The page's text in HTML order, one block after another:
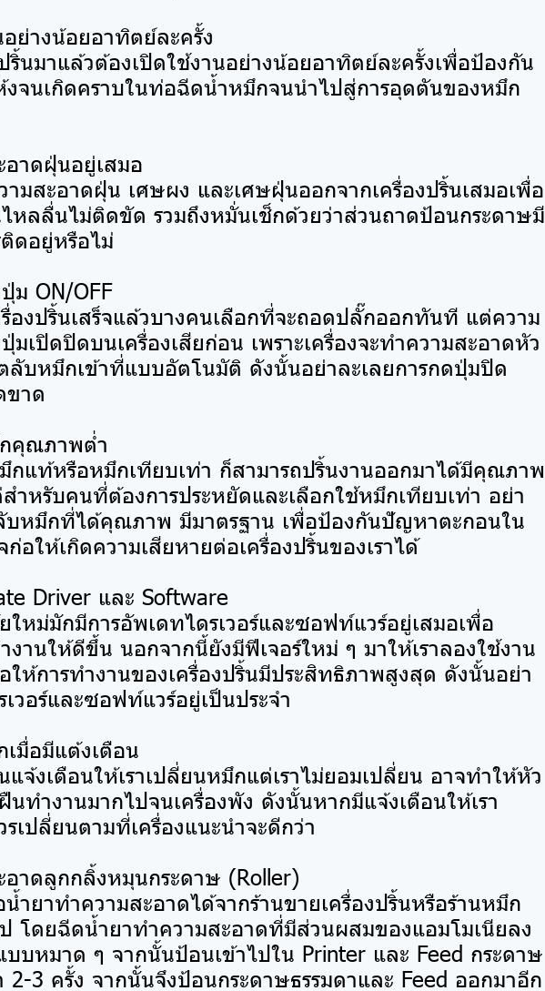
ย่างน้อยอาทิตย์ละครั้ง
ริ้นมาแล้วต้องเปิดใช้งานอย่างน้อยอาทิตย์ละครั้งเพื่อป้องกัน
จนเกิดคราบในท่อฉีดน้ำหมึกจนนำไปสู่การอุดตันของหมึก
าดฝุ่นอยู่เสมอ
มสะอาดฝุ่น เศษผง และเศษฝุ่นออกจากเครื่องปริ้นเสมอเพื่อ
หลลื่นไม่ติดขัด รวมถึงหมั่นเช็กด้วยว่าส่วนถาดป้อนกระดาษมี
ดอยู่หรือไม่
ม ON/OFF
องปริ้นเสร็จแล้วบางคนเลือกที่จะถอดปลั๊กออกทันที แต่ความ
ปุ่มเปิดปิดบนเครื่องเสียก่อน เพราะเครื่องจะทำความสะอาดหัว
ลับหมึกเข้าที่แบบอัตโนมัติ ดังนั้นอย่าละเลยการกดปุ่มปิด
ขาด
คุณภาพต่ำ
กแท้หรือหมึกเทียบเท่า ก็สามารถปริ้นงานออกมาได้มีคุณภาพ
ำหรับคนที่ต้องการประหยัดและเลือกใช้หมึกเทียบเท่า อย่า
บหมึกที่ได้คุณภาพ มีมาตรฐาน เพื่อป้องกันปัญหาตะกอนใน
อให้เกิดความเสียหายต่อเครื่องปริ้นของเราได้
Driver และ Software
ใหม่มักมีการอัพเดทไดรเวอร์และซอฟท์แวร์อยู่เสมอเพื่อ
งานให้ดีขึ้น นอกจากนี้ยังมีฟีเจอร์ใหม่ ๆ มาให้เราลองใช้งาน
ให้การทำงานของเครื่องปริ้นมีประสิทธิภาพสูงสุด ดังนั้นอย่า
วอร์และซอฟท์แวร์อยู่เป็นประจำ
มื่อมีแต้งเตือน
แจ้งเตือนให้เราเปลี่ยนหมึกแต่เราไม่ยอมเปลี่ยน อาจทำให้หัว
ทำงานมากไปจนเครื่องพัง ดังนั้นหากมีแจ้งเตือนให้เรา
เปลี่ยนตามที่เครื่องแนะนำจะดีกว่า
าดลูกกลิ้งหมุนกระดาษ (Roller)
ำยาทำความสะอาดได้จากร้านขายเครื่องปริ้นหรือร้านหมึก
โดยฉีดน้ำยาทำความสะอาดที่มีส่วนผสมของแอมโมเนียลง
บหมาด ๆ จากนั้นป้อนเข้าไปใน Printer และ Feed กระดาษ
3 ครั้ง จากนั้นจึงป้อนกระดาษธรรมดาและ Feed ออกมาอีก